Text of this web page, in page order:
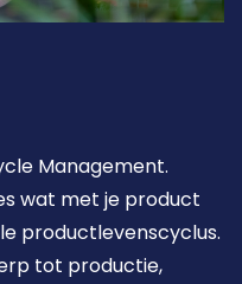
Management.
wat met je product
productlevenscyclus.
tot productie,